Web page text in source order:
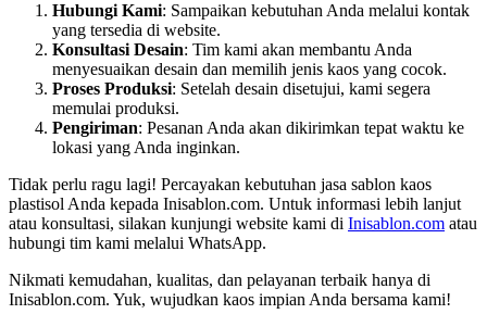
Hubungi Kami: Sampaikan kebutuhan Anda melalui kontak
yang tersedia di website.
Konsultasi Desain: Tim kami akan membantu Anda
menyesuaikan desain dan memilih jenis kaos yang cocok.
Proses Produksi: Setelah desain disetujui, kami segera
memulai produksi.
Pengiriman: Pesanan Anda akan dikirimkan tepat waktu ke
lokasi yang Anda inginkan.
Tidak perlu ragu lagi! Percayakan kebutuhan jasa sablon kaos
plastisol Anda kepada Inisablon.com. Untuk informasi lebih lanjut
atau konsultasi, silakan kunjungi website kami di Inisablon.com atau
hubungi tim kami melalui WhatsApp.
Nikmati kemudahan, kualitas, dan pelayanan terbaik hanya di
Inisablon.com. Yuk, wujudkan kaos impian Anda bersama kami!